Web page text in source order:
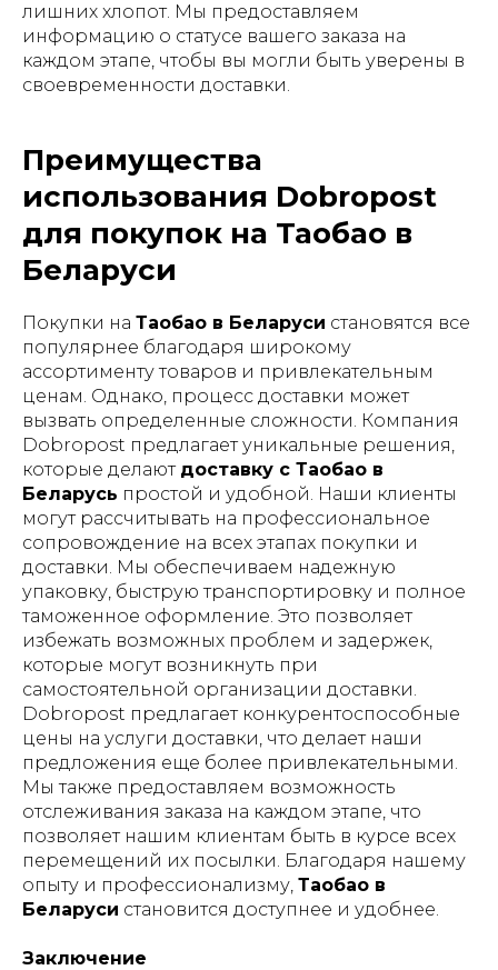
лишних хлопот. Мы предоставляем
информацию о статусе вашего заказа на
каждом этапе, чтобы вы могли быть уверены в
своевременности доставки.
Преимущества
использования Dobropost
для покупок на Таобао в
Беларуси
Покупки на Таобао в Беларуси становятся все
популярнее благодаря широкому
ассортименту товаров и привлекательным
ценам. Однако, процесс доставки может
вызвать определенные сложности. Компания
Dobropost предлагает уникальные решения,
которые делают доставку с Таобао в
Беларусь простой и удобной. Наши клиенты
могут рассчитывать на профессиональное
сопровождение на всех этапах покупки и
доставки. Мы обеспечиваем надежную
упаковку, быструю транспортировку и полное
таможенное оформление. Это позволяет
избежать возможных проблем и задержек,
которые могут возникнуть при
самостоятельной организации доставки.
Dobropost предлагает конкурентоспособные
цены на услуги доставки, что делает наши
предложения еще более привлекательными.
Мы также предоставляем возможность
отслеживания заказа на каждом этапе, что
позволяет нашим клиентам быть в курсе всех
перемещений их посылки. Благодаря нашему
опыту и профессионализму, Таобао в
Беларуси становится доступнее и удобнее.
Заключение